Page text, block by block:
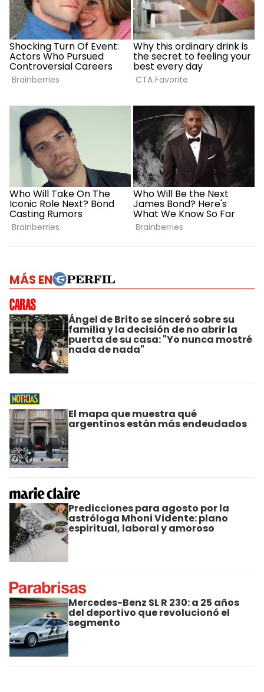
MÁS EN
Ángel de Brito se sinceró sobre su
familia y la decisión de no abrir la
puerta de su casa: "Yo nunca mostré
nada de nada"
El mapa que muestra qué
argentinos están más endeudados
Predicciones para agosto por la
astróloga Mhoni Vidente: plano
espiritual, laboral y amoroso
Mercedes-Benz SL R 230: a 25 años
del deportivo que revolucionó el
segmento